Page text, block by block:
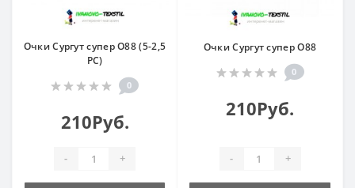
Очки Сургут супер О88 (5-2,5
РС)
0
210Руб.
- +
Очки Сургут супер О88
0
210Руб.
- +